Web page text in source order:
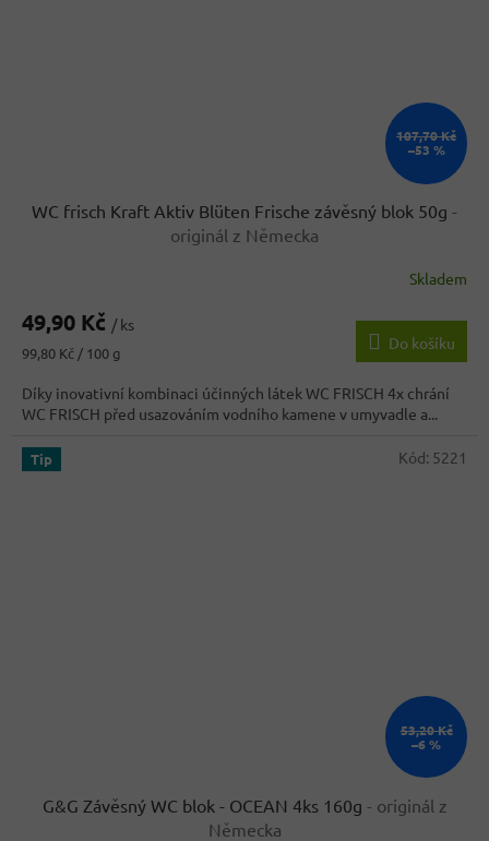
107,70 Kč
–53 %
WC frisch Kraft Aktiv Blüten Frische závěsný blok 50g -
originál z Německa
produktu
3,5
z
5
hvězdiček.
Skladem
49,90 Kč / ks
Měrná
99,80 Kč / 100 g
Do košíku
Díky inovativní kombinaci účinných látek WC FRISCH 4x chrání
WC FRISCH před usazováním vodního kamene v umyvadle a...
Tip
53,20 Kč
–6 %
G&G Závěsný WC blok - OCEAN 4ks 160g - originál z
Německa
Kód: 5221